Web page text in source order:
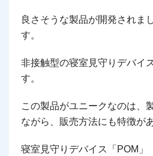
良さそうな製品が開発されま
す。
非接触型の寝室見守りデバイ
す。
この製品がユニークなのは、
ながら、販売方法にも特徴が
寝室見守りデバイス「POM」